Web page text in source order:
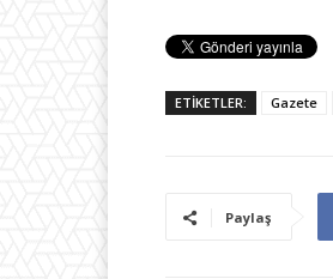
ETİKETLER: Gazete
Paylaş